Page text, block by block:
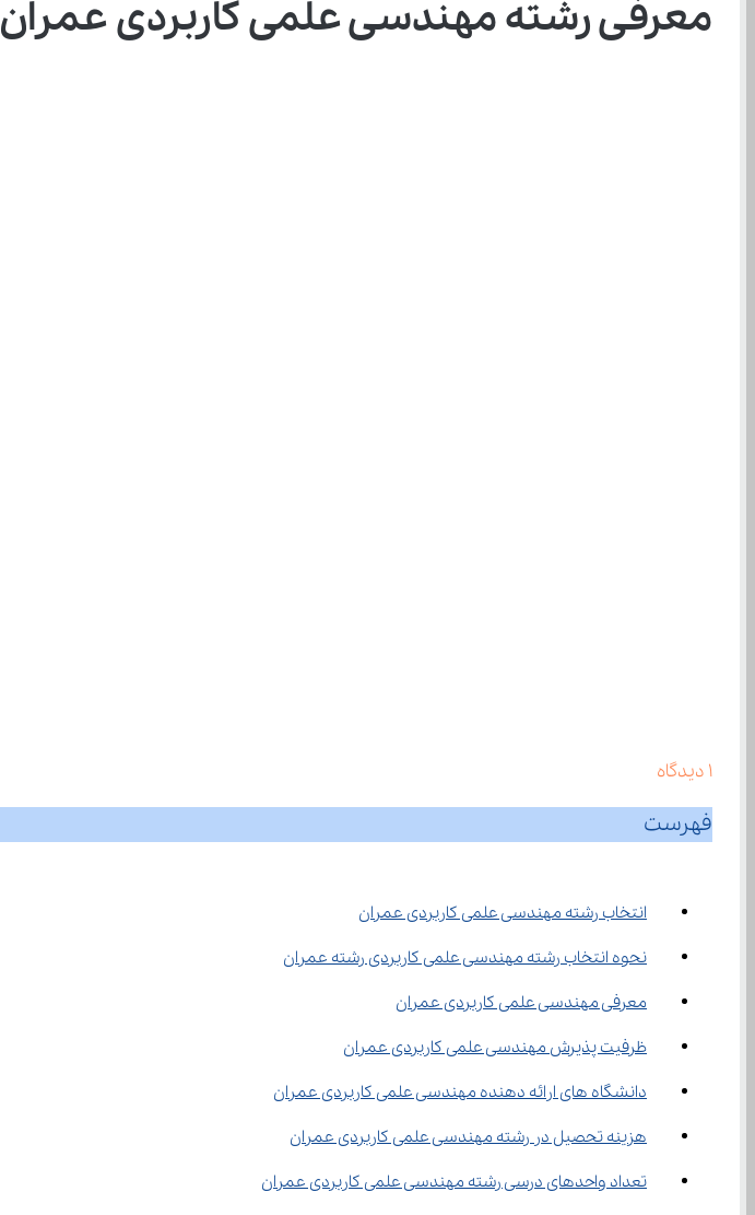
معرفی رشته مهندسی علمی کاربردی عمران
1 دیدگاه
فهرست
انتخاب رشته مهندسی علمی کاربردی عمران
نحوه انتخاب رشته مهندسی علمی کاربردی رشته عمران
معرفی مهندسی علمی کاربردی عمران
ظرفیت پذیرش مهندسی علمی کاربردی عمران
دانشگاه های ارائه دهنده مهندسی علمی کاربردی عمران
هزینه تحصیل در رشته مهندسی علمی کاربردی عمران
تعداد واحد‍‌های درسی رشته مهندسی علمی کاربردی عمران